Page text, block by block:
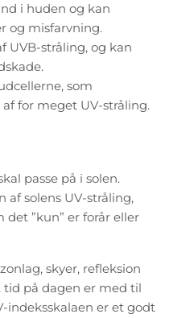
i huden og kan
og misfarvning.
UVB-stråling, og kan
som
for meget UV-stråling.
passe på i solen.
af solens UV-stråling,
”kun” er forår eller
skyer, refleksion
tid på dagen er med til
indeksskalaen er et godt